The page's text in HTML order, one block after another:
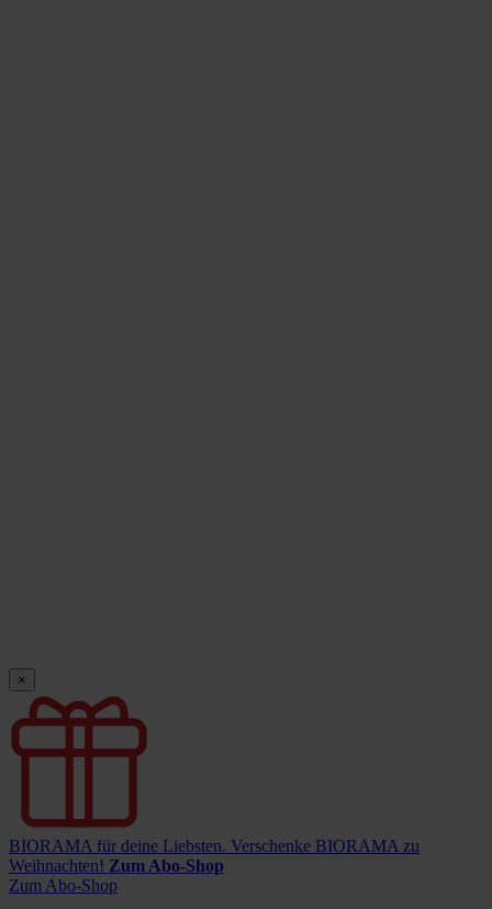
×
BIORAMA für deine Liebsten. Verschenke BIORAMA zu
Weihnachten! Zum Abo-Shop
Zum Abo-Shop